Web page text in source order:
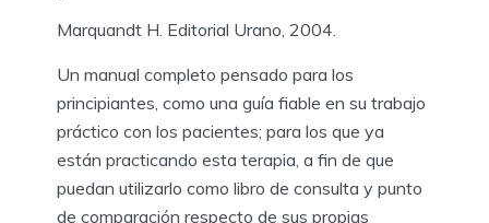
Marquandt H. Editorial Urano, 2004.
Un manual completo pensado para los
principiantes, como una guía fiable en su trabajo
práctico con los pacientes; para los que ya
están practicando esta terapia, a fin de que
puedan utilizarlo como libro de consulta y punto
de comparación respecto de sus propias